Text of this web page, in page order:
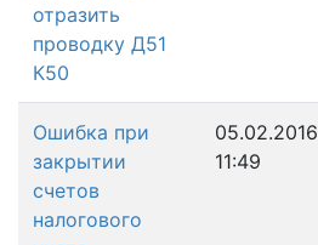
отразить
проводку Д51
К50
Ошибка при
закрытии
счетов
налогового
05.02.2016
11:49